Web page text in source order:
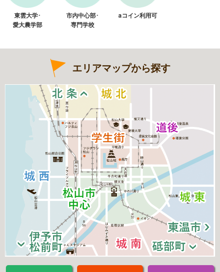
東雲大学･
愛大農学部
市内中心部･
専門学校
aコイン利用可
エリアマップから探す